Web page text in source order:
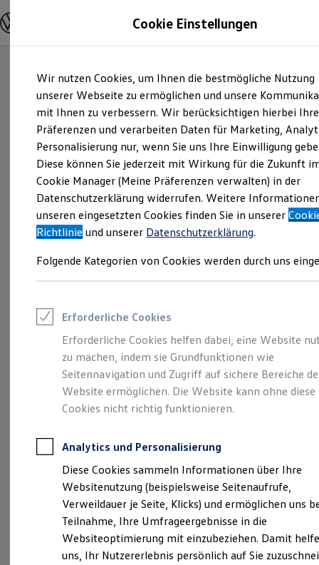
Hauptinhalt
springen
Footer
springen
Modelle und Konfigurator
Modelle vergleichen
Elektroautos
ENERGY Sondermodelle
Nutzfahrzeuge
SUV und CUV
Familienautos
Kombis
Kompaktwagen
Sportwagen
Schnell verfügbare Fahrzeuge
Angebote und Produkte
Aktuelle Angebote
E-Auto-Förderung
Volkswagen Marktplatz
Junge Gebrauchtwagen und Gebrauchtwagen
Saisonangebote
Leasing
Leasing-Angebote
Gebrauchtwagen Leasing
Junge Gebrauchtwagen-Leasing
Elektroauto Leasing
Kleinwagen-Leasing
Leasing ohne Anzahlung
Autokredit mit Schlussrate
Versicherungen und Garantien
Kfz-Versicherung
Restschuldversicherungen
Garantien
Wartungsverträge
Geschäftskunden
Professional Class bei Volkswagen
Großkunden
Behörden
Gepflegt, geprüft und
für gut befunden.
Volkswagen
Zertifizierte
Gebrauchtwagen.
Cookie Einstellungen
Wir nutzen Cookies, um Ihnen die bestmögliche Nutzung
unserer Webseite zu ermöglichen und unsere
mit Ihnen zu verbessern. Wir berücksichtigen hierbei Ihre
Präferenzen und verarbeiten Daten für Marketing,
Personalisierung nur, wenn Sie uns Ihre Einwilligung
Diese können Sie jederzeit mit Wirkung für die Zukunft
Cookie Manager (Meine Präferenzen verwalten) in der
Datenschutzerklärung widerrufen. Weitere
unseren eingesetzten Cookies finden Sie in unserer
Richtlinie und unserer Datenschutzerklärung.
Folgende Kategorien von Cookies werden durch uns
Erforderliche Cookies
Erforderliche Cookies helfen dabei, eine Website
zu machen, indem sie Grundfunktionen wie
Seitennavigation und Zugriff auf sichere Bereiche
Website ermöglichen. Die Website kann ohne diese
Cookies nicht richtig funktionieren.
Analytics und Personalisierung
Diese Cookies sammeln Informationen über Ihre
Websitenutzung (beispielsweise Seitenaufrufe,
Verweildauer je Seite, Klicks) und ermöglichen uns
Teilnahme, Ihre Umfrageergebnisse in die
Websiteoptimierung mit einzubeziehen. Damit
uns, Ihr Nutzererlebnis persönlich auf Sie